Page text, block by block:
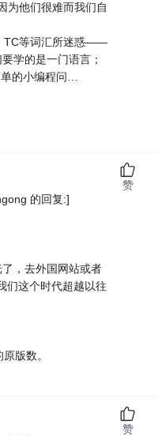
为他们很难而我们自
TC等词汇所迷惑——
学的是一门语言；
的小编程问…
的回复:]
，去外国网站或者
们这个时代超越以往
版数。
赞
赞